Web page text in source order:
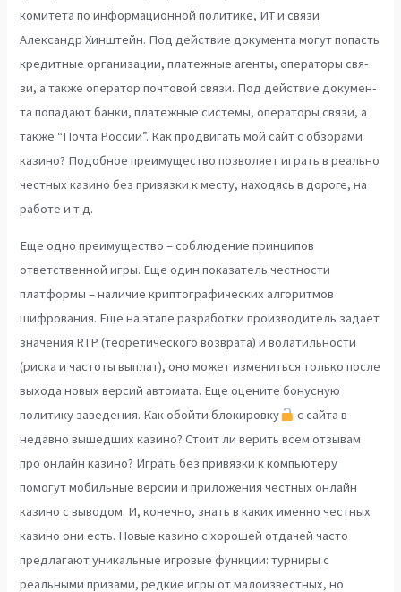
комитета по информационной политике, ИТ и связи
Александр Хинштейн. Под дей­ствие до­кумен­та мо­гут по­пасть
кре­дит­ные ор­га­низа­ции, пла­тежные аген­ты, опе­рато­ры свя­
зи, а так­же опе­ратор поч­то­вой свя­зи. Под дей­ствие до­ку­мен­
та по­па­дают бан­ки, пла­теж­ные сис­те­мы, опе­ра­то­ры свя­зи, а
так­же “Поч­та Рос­сии”. Как продвигать мой сайт с обзорами
казино? Подобное преимущество позволяет играть в реально
честных казино без привязки к месту, находясь в дороге, на
работе и т.д.
Еще одно преимущество – соблюдение принципов
ответственной игры. Еще один показатель честности
платформы – наличие криптографических алгоритмов
шифрования. Еще на этапе разработки производитель задает
значения RTP (теоретического возврата) и волатильности
(риска и частоты выплат), оно может измениться только после
выхода новых версий автомата. Еще оцените бонусную
политику заведения. Как обойти блокировку
с сайта в
недавно вышедших казино? Стоит ли верить всем отзывам
про онлайн казино? Играть без привязки к компьютеру
помогут мобильные версии и приложения честных онлайн
казино с выводом. И, конечно, знать в каких именно честных
казино они есть. Новые казино с хорошей отдачей часто
предлагают уникальные игровые функции: турниры с
реальными призами, редкие игры от малоизвестных, но